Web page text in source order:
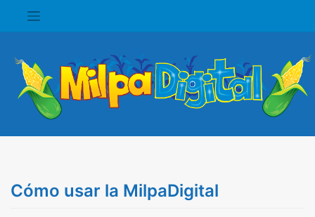
Cómo usar la MilpaDigital